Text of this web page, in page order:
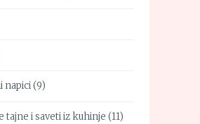
napici(9)
tajne i saveti iz kuhinje (11)